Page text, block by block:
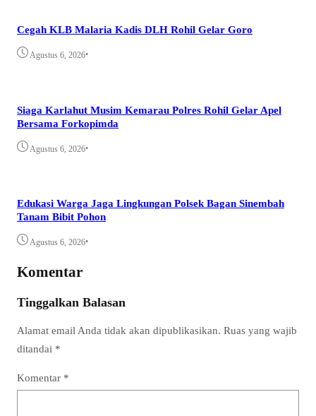
Cegah KLB Malaria Kadis DLH Rohil Gelar Goro
Agustus 6, 2026•
Siaga Karlahut Musim Kemarau Polres Rohil Gelar Apel
Bersama Forkopimda
Agustus 6, 2026•
Edukasi Warga Jaga Lingkungan Polsek Bagan Sinembah
Tanam Bibit Pohon
Agustus 6, 2026•
Komentar
Tinggalkan Balasan
Alamat email Anda tidak akan dipublikasikan. Ruas yang wajib
ditandai *
Komentar *